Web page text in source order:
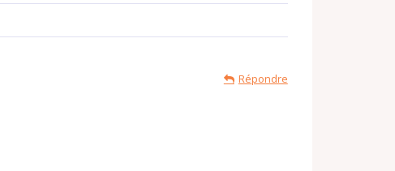
Répondre